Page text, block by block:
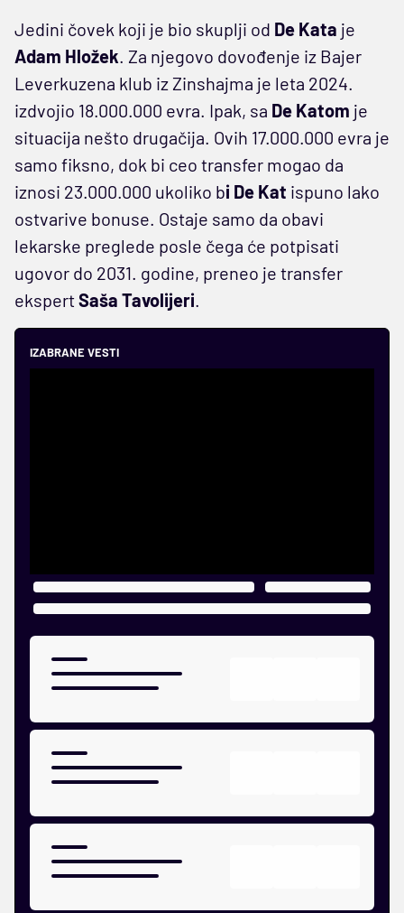
Jedini čovek koji je bio skuplji od De Kata je
Adam Hložek. Za njegovo dovođenje iz Bajer
Leverkuzena klub iz Zinshajma je leta 2024.
izdvojio 18.000.000 evra. Ipak, sa De Katom je
situacija nešto drugačija. Ovih 17.000.000 evra je
samo fiksno, dok bi ceo transfer mogao da
iznosi 23.000.000 ukoliko bi De Kat ispuno lako
ostvarive bonuse. Ostaje samo da obavi
lekarske preglede posle čega će potpisati
ugovor do 2031. godine, preneo je transfer
ekspertSaša Tavolijeri.
IZABRANE VESTI